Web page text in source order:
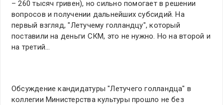
– 260 тысяч гривен), но сильно помогает в решении
вопросов и получении дальнейших субсидий. На
первый взгляд, "Летучему голландцу", который
поставили на деньги СКМ, это не нужно. Но на второй и
на третий…
Обсуждение кандидатуры "Летучего голландца" в
коллегии Министерства культуры прошло не без